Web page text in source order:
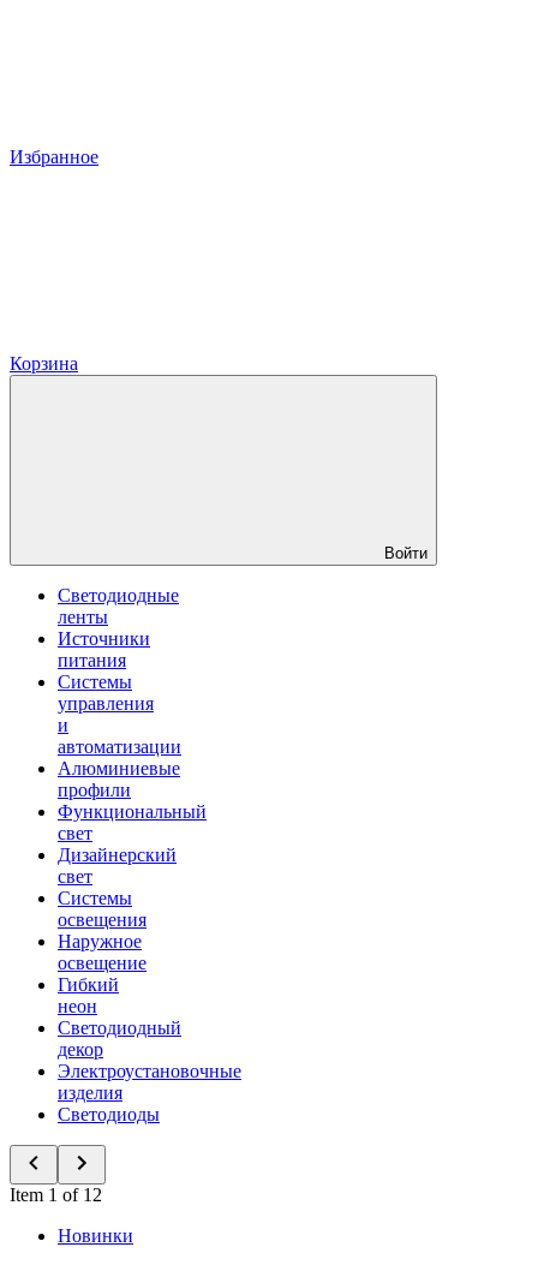
Избранное
Корзина
Войти
Светодиодные
ленты
Источники
питания
Системы
управления
и
автоматизации
Алюминиевые
профили
Функциональный
свет
Дизайнерский
свет
Системы
освещения
Наружное
освещение
Гибкий
неон
Светодиодный
декор
Электроустановочные
изделия
Светодиоды
Item 1 of 12
Новинки